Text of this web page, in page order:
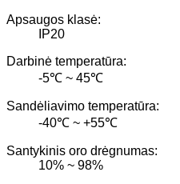
Apsaugos klasė:
IP20
Darbinė temperatūra:
-5℃ ~ 45℃
Sandėliavimo temperatūra:
-40℃ ~ +55℃
Santykinis oro drėgnumas:
10% ~ 98%